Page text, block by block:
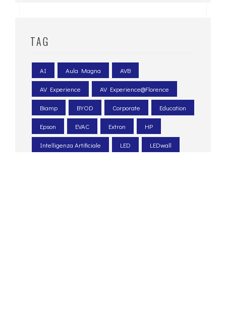
TAG
AI Aula Magna AVB
AV Experience AV Experience@Florence
Biamp BYOD Corporate Education
Epson EVAC Extron HP
Intelligenza Artificiale LED LEDwall